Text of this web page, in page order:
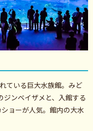
ている巨大水族館。みど
ンベイザメと、入館する
ョーが人気。館内の大水